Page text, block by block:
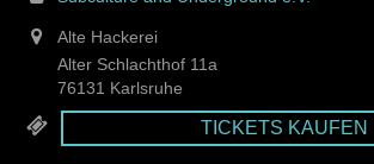
Alte Hackerei
Alter Schlachthof 11a
76131 Karlsruhe
TICKETS KAUFEN